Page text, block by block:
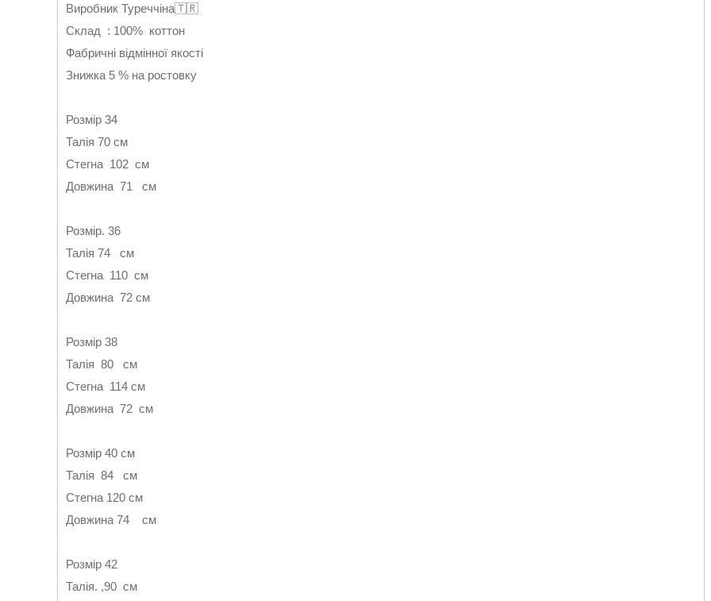
Виробник Туреччіна🇹🇷
Склад : 100% коттон
Фабричні відмінної якості
Знижка 5 % на ростовку
Розмір 34
Талія 70 см
Стегна 102 см
Довжина 71 см
Розмір. 36
Талія 74 см
Стегна 110 см
Довжина 72 см
Розмір 38
Талія 80 см
Стегна 114 см
Довжина 72 см
Розмір 40 см
Талія 84 см
Стегна 120 см
Довжина 74 см
Розмір 42
Талія. ,90 см